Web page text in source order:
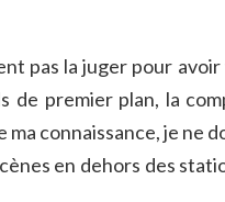
pas la juger pour
de premier plan, la
connaissance, je ne
en dehors des